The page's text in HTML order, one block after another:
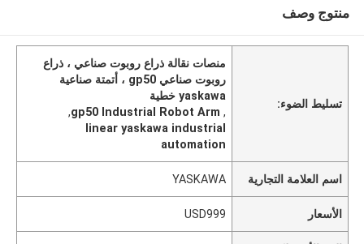
منتوج وصف
تسليط الضوء:
منصات نقالة ذراع روبوت صناعي ، ذراع
روبوت صناعي gp50 ، أتمتة صناعية
yaskawa خطية
,
gp50 Industrial Robot Arm
,
linear yaskawa industrial
automation
اسم العلامة التجارية YASKAWA
الأسعار USD999